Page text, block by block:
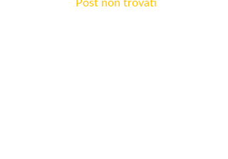
Post non trovati